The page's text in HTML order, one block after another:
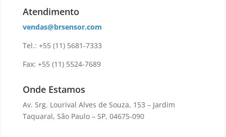
Atendimento
vendas@brsensor.com
Tel.: +55 (11) 5681-7333
Fax: +55 (11) 5524-7689
Onde Estamos
Av. Srg. Lourival Alves de Souza, 153 – Jardim
Taquaral, São Paulo – SP, 04675-090